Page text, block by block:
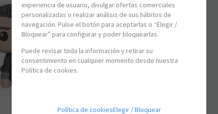
experiencia de usuario, divulgar ofertas comerciales
personalizadas o realizar análisis de sus hábitos de
navegación. Pulse el botón para aceptarlas o “Elegir /
Bloquear” para configurar y poder bloquearlas.
Puede revisar toda la información y retirar su
consentimiento en cualquier momento desde nuestra
Política de cookies.
Política de cookiesElegir / Bloquear